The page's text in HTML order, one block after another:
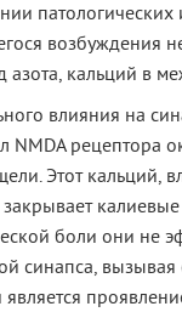
патологических
возбуждения
азота, кальций в
влияния на
NMDA рецептора
Этот кальций,
боли они не
синапса,